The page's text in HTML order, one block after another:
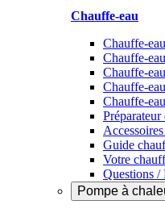
Chauffe-eau
Chauffe-
Chauffe-
Chauffe-
Chauffe-
Chauffe-
Préparateur
Guide
Votre
Questions /
Pompe à